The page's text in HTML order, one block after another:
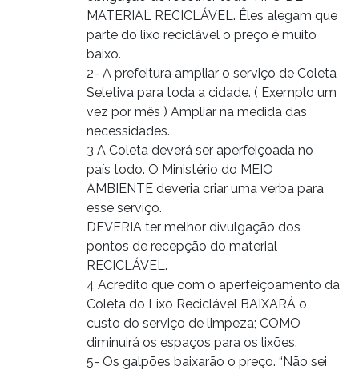
MATERIAL RECICLÁVEL. Êles alegam que
parte do lixo reciclável o preço é muito
baixo.
2- A prefeitura ampliar o serviço de Coleta
Seletiva para toda a cidade. ( Exemplo um
vez por mês ) Ampliar na medida das
necessidades.
3 A Coleta deverá ser aperfeiçoada no
país todo. O Ministério do MEIO
AMBIENTE deveria criar uma verba para
esse serviço.
DEVERIA ter melhor divulgação dos
pontos de recepção do material
RECICLÁVEL.
4 Acredito que com o aperfeiçoamento da
Coleta do Lixo Reciclável BAIXARÁ o
custo do serviço de limpeza; COMO
diminuirá os espaços para os lixões.
5- Os galpões baixarão o preço. “Não sei